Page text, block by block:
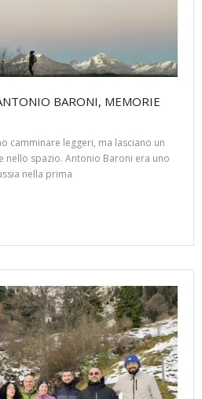
BARONI, MEMORIE
camminare leggeri, ma lasciano un
spazio. Antonio Baroni era uno
nella prima